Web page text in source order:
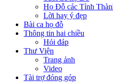
Họ Đỗ các Tỉnh
Lời hay ý đẹp
Bài ca họ đỗ
Thông tin hai chiều
Hỏi đáp
Thư Viện
Trang ảnh
Video
Tài trợ đóng góp